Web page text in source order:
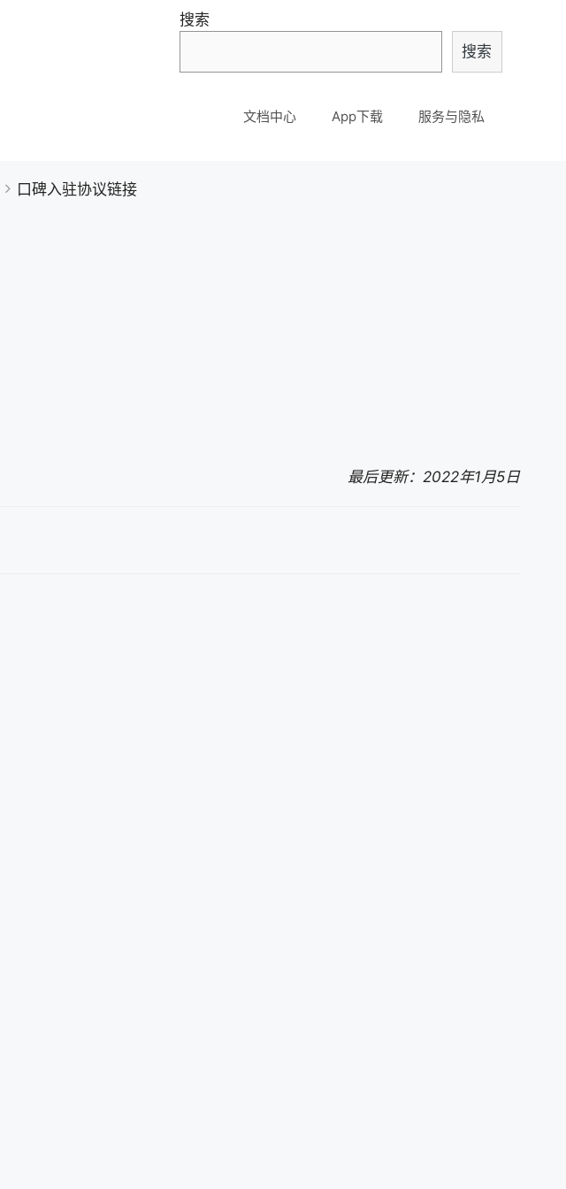
搜索
搜索
文档中心 App下载 服务与隐私
口碑入驻协议链接
最后更新：2022年1月5日